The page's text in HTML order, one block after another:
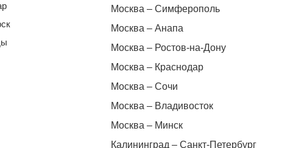
Москва – Симферополь
Москва – Анапа
Москва – Ростов-на-Дону
Москва – Краснодар
Москва – Сочи
Москва – Владивосток
Москва – Минск
Калининград – Санкт-Петербург